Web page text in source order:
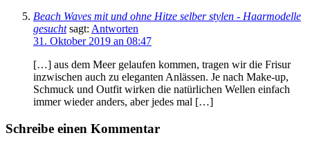
Beach Waves mit und ohne Hitze selber stylen - Haarmodelle
gesuchtsagt: Antworten
31. Oktober 2019 an 08:47
[…] aus dem Meer gelaufen kommen, tragen wir die Frisur
inzwischen auch zu eleganten Anlässen. Je nach Make-up,
Schmuck und Outfit wirken die natürlichen Wellen einfach
immer wieder anders, aber jedes mal […]
Schreibe einen Kommentar